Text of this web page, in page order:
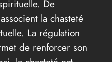
De
la chasteté
La régulation
de renforcer son